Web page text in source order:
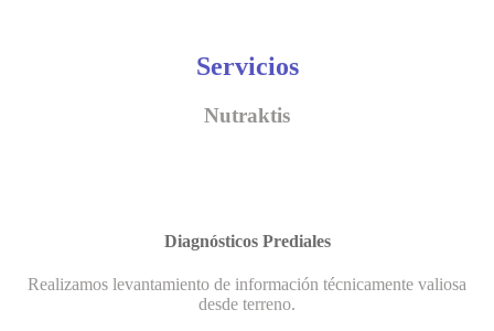
Servicios
Nutraktis
Diagnósticos Prediales
Realizamos levantamiento de información técnicamente valiosa
desde terreno.